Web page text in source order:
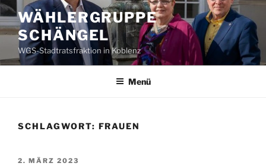
Zum
Inhalt
springen
WÄHLERGRUPPE
SCHÄNGEL
WGS-Stadtratsfraktion in Koblenz
Menü
SCHLAGWORT: FRAUEN
VERÖFFENTLICHT
2. MÄRZ 2023